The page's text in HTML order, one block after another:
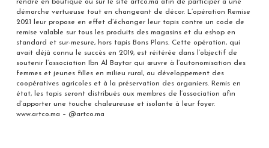
rendre en boutique ou sur le site artco.ma afin de participer à une
démarche vertueuse tout en changeant de décor. L’opération Remise
2021 leur propose en effet d’échanger leur tapis contre un code de
remise valable sur tous les produits des magasins et du eshop en
standard et sur-mesure, hors tapis Bons Plans. Cette opération, qui
avait déjà connu le succès en 2019, est réitérée dans l’objectif de
soutenir l’association Ibn Al Baytar qui œuvre à l’autonomisation des
femmes et jeunes filles en milieu rural, au développement des
coopératives agricoles et à la préservation des arganiers. Remis en
état, les tapis seront distribués aux membres de l’association afin
d’apporter une touche chaleureuse et isolante à leur foyer.
www.artco.ma – @artco.ma